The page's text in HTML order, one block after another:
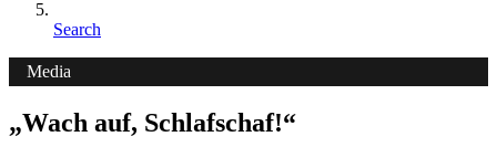
Search
Media
„Wach auf, Schlafschaf!“